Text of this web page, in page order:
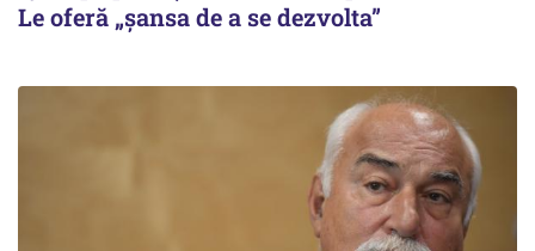
Le oferă „șansa de a se dezvolta”